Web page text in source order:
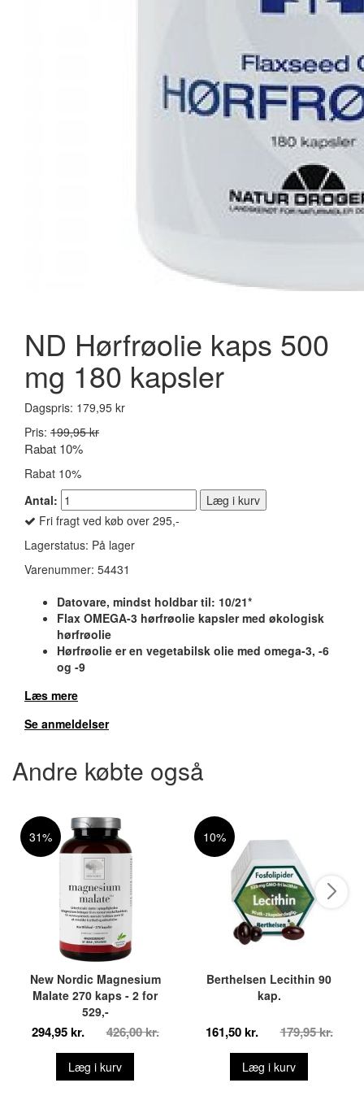
ND Hørfrøolie kaps 500
mg 180 kapsler
Dagspris: 179,95 kr
Pris: 199,95 kr
Rabat 10%
Rabat 10%
Antal:
Læg i kurv
Fri fragt ved køb over 295,-
Lagerstatus: På lager
Varenummer: 54431
Datovare, mindst holdbar til: 10/21*
Flax OMEGA-3 hørfrøolie kapsler med økologisk
hørfrøolie
Hørfrøolie er en vegetabilsk olie med omega-3, -6
og -9
Læs mere
Se anmeldelser
Andre købte også
31%
New Nordic Magnesium
Malate 270 kaps - 2 for
529,-
294,95 kr. 426,00 kr.
Læg i kurv
10%
Berthelsen Lecithin 90
kap.
161,50 kr. 179,95 kr.
Læg i kurv